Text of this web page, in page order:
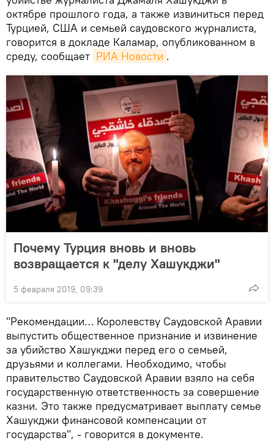
октябре прошлого года, а также извиниться перед
Турцией, США и семьей саудовского журналиста,
говорится в докладе Каламар, опубликованном в
среду, сообщает РИА Новости .
Почему Турция вновь и вновь
возвращается к "делу Хашукджи"
5 февраля 2019, 09:39
"Рекомендации… Королевству Саудовской Аравии
выпустить общественное признание и извинение
за убийство Хашукджи перед его о семьей,
друзьями и коллегами. Необходимо, чтобы
правительство Саудовской Аравии взяло на себя
государственную ответственность за совершение
казни. Это также предусматривает выплату семье
Хашукджи финансовой компенсации от
государства", - говорится в документе.